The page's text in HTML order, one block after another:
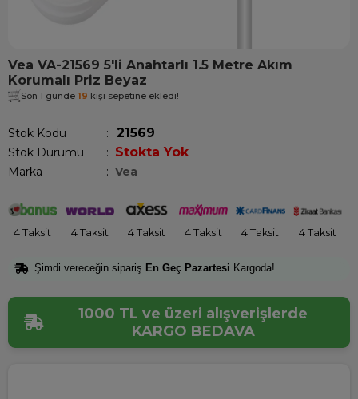
Vea VA-21569 5'li Anahtarlı 1.5 Metre Akım
Korumalı Priz Beyaz
Son 1 günde 19 kişi sepetine ekledi!
Stok Kodu 21569
Stok Durumu : Stokta Yok
Marka : Vea
4 Taksit 4 Taksit 4 Taksit 4 Taksit 4 Taksit 4 Taksit
Şimdi vereceğin sipariş En Geç Pazartesi Kargoda!
1000 TL ve üzeri alışverişlerde
KARGO BEDAVA